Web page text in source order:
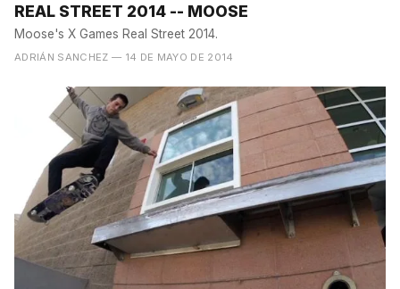
REAL STREET 2014 -- MOOSE
Moose's X Games Real Street 2014.
ADRIÁN SANCHEZ — 14 DE MAYO DE 2014